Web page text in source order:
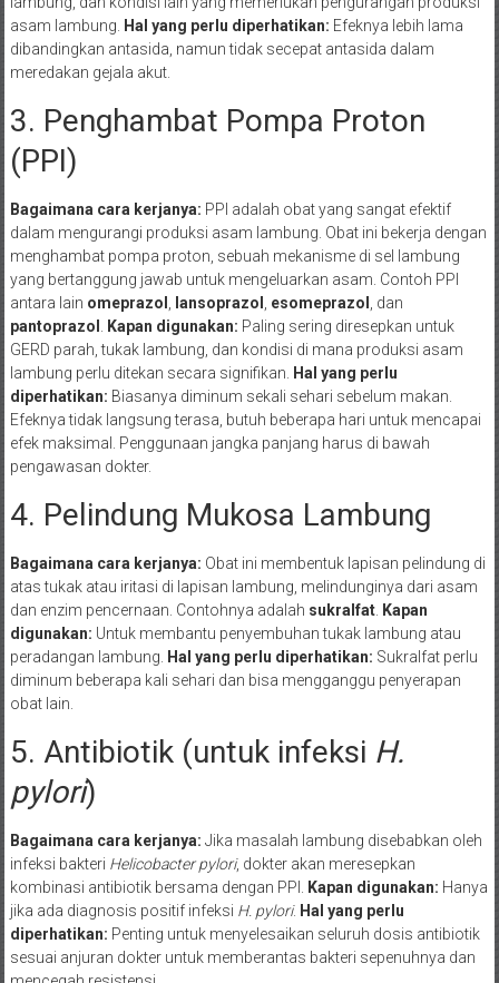
asam lambung.
Hal yang perlu diperhatikan: Efeknya lebih lama
dibandingkan antasida, namun tidak secepat antasida dalam
meredakan gejala akut.
3. Penghambat Pompa Proton
(PPI)
Bagaimana cara kerjanya: PPI adalah obat yang sangat efektif
dalam mengurangi produksi asam lambung. Obat ini bekerja dengan
menghambat pompa proton, sebuah mekanisme di sel lambung
yang bertanggung jawab untuk mengeluarkan asam. Contoh PPI
antara lain omeprazol lansoprazol esomeprazol
, dan
pantoprazol
Kapan digunakan: Paling sering diresepkan untuk
GERD parah, tukak lambung, dan kondisi di mana produksi asam
lambung perlu ditekan secara signifikan.
Hal yang perlu
diperhatikan: Biasanya diminum sekali sehari sebelum makan.
Efeknya tidak langsung terasa, butuh beberapa hari untuk mencapai
efek maksimal. Penggunaan jangka panjang harus di bawah
pengawasan dokter.
4. Pelindung Mukosa Lambung
Bagaimana cara kerjanya: Obat ini membentuk lapisan pelindung di
atas tukak atau iritasi di lapisan lambung, melindunginya dari asam
dan enzim pencernaan. Contohnya adalah sukralfat. Kapan
digunakan: Untuk membantu penyembuhan tukak lambung atau
peradangan lambung.
Hal yang perlu diperhatikan: Sukralfat perlu
diminum beberapa kali sehari dan bisa mengganggu penyerapan
obat lain.
5. Antibiotik (untuk infeksi H.
pylori)
Bagaimana cara kerjanya: Jika masalah lambung disebabkan oleh
infeksi bakteri Helicobacter pylori, dokter akan meresepkan
kombinasi antibiotik bersama dengan PPI.
Kapan digunakan: Hanya
jika ada diagnosis positif infeksi H. pylori. Hal yang perlu
diperhatikan: Penting untuk menyelesaikan seluruh dosis antibiotik
sesuai anjuran dokter untuk memberantas bakteri sepenuhnya dan